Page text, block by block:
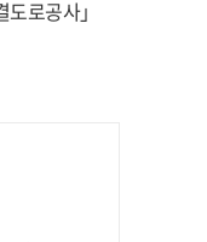
로공사」